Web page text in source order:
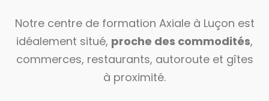
Notre centre de formation Axiale à Luçon est
idéalement situé, proche des commodités,
commerces, restaurants, autoroute et gîtes
à proximité.